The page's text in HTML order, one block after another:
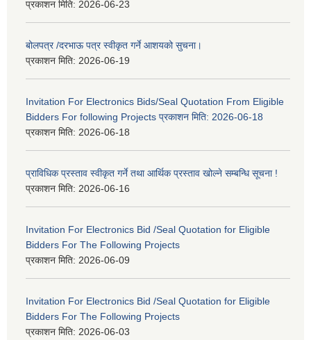
प्रकाशन मिति: 2026-06-23
बोलपत्र /दरभाऊ पत्र स्वीकृत गर्ने आशयको सुचना।
प्रकाशन मिति: 2026-06-19
Invitation For Electronics Bids/Seal Quotation From Eligible
Bidders For following Projects प्रकाशन मिति: 2026-06-18
प्रकाशन मिति: 2026-06-18
प्राविधिक प्रस्ताव स्वीकृत गर्ने तथा आर्थिक प्रस्ताव खोल्ने सम्बन्धि सूचना !
प्रकाशन मिति: 2026-06-16
Invitation For Electronics Bid /Seal Quotation for Eligible
Bidders For The Following Projects
प्रकाशन मिति: 2026-06-09
Invitation For Electronics Bid /Seal Quotation for Eligible
Bidders For The Following Projects
प्रकाशन मिति: 2026-06-03